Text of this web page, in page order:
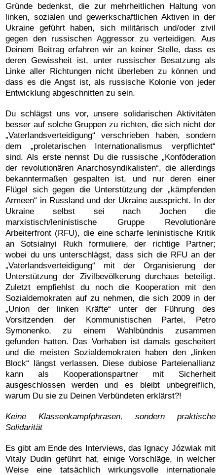
Gründe bedenkst, die zur mehrheitlichen Haltung von
linken, sozialen und gewerkschaftlichen Aktiven in der
Ukraine geführt haben, sich militärisch und/oder zivil
gegen den russischen Aggressor zu verteidigen. Aus
Deinem Beitrag erfahren wir an keiner Stelle, dass es
deren Gewissheit ist, unter russischer Besatzung als
Linke aller Richtungen nicht überleben zu können und
dass es die Angst ist, als russische Kolonie von jeder
Entwicklung abgeschnitten zu sein.
Du schlägst uns vor, unsere solidarischen Aktivitäten
besser auf solche Gruppen zu richten, die sich nicht der
„Vaterlandsverteidigung“ verschrieben haben, sondern
dem „proletarischen Internationalismus verpflichtet“
sind. Als erste nennst Du die russische „Konföderation
der revolutionären Anarchosyndikalisten“, die allerdings
bekanntermaßen gespalten ist, und nur deren einer
Flügel sich gegen die Unterstützung der „kämpfenden
Armeen“ in Russland und der Ukraine ausspricht. In der
Ukraine selbst sei nach Jochen die
marxistisch/leninistische Gruppe Revolutionäre
Arbeiterfront (RFU), die eine scharfe leninistische Kritik
an Sotsialnyi Rukh formuliere, der richtige Partner;
wobei du uns unterschlägst, dass sich die RFU an der
„Vaterlandsverteidigung“ mit der Organisierung der
Unterstützung der Zivilbevölkerung durchaus beteiligt.
Zuletzt empfiehlst du noch die Kooperation mit den
Sozialdemokraten auf zu nehmen, die sich 2009 in der
„Union der linken Kräfte“ unter der Führung des
Vorsitzenden der Kommunistischen Partei, Petro
Symonenko, zu einem Wahlbündnis zusammen
gefunden hatten. Das Vorhaben ist damals gescheitert
und die meisten Sozialdemokraten haben den „linken
Block“ längst verlassen. Diese dubiose Parteienallianz
kann als Kooperationspartner mit Sicherheit
ausgeschlossen werden und es bleibt unbegreiflich,
warum Du sie zu Deinen Verbündeten erklärst?!
Keine Klassenkampfphrasen, sondern praktische
Solidarität
Es gibt am Ende des Interviews, das Ignacy Józwiak mit
Vitaly Dudin geführt hat, einige Vorschläge, in welcher
Weise eine tatsächlich wirkungsvolle internationale